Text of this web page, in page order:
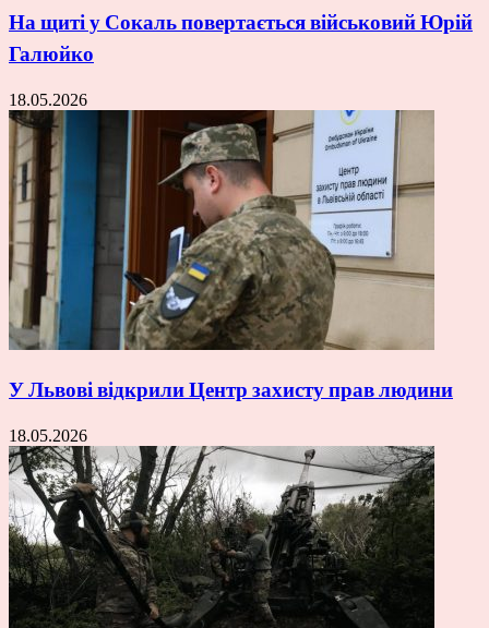
На щиті у Сокаль повертається військовий Юрій
Галюйко
18.05.2026
У Львові відкрили Центр захисту прав людини
18.05.2026